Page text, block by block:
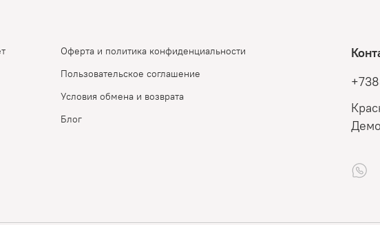
Оферта и политика конфиденциальности
Пользовательское соглашение
Условия обмена и возврата
Блог